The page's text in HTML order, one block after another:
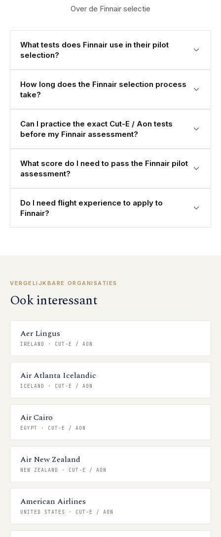
Over de Finnair selectie
What tests does Finnair use in their pilot
selection?
How long does the Finnair selection process
take?
Can I practice the exact Cut-E / Aon tests
before my Finnair assessment?
What score do I need to pass the Finnair pilot
assessment?
Do I need flight experience to apply to
Finnair?
VERGELIJKBARE ORGANISATIES
Ook interessant
Aer Lingus
IRELAND · CUT-E / AON
Air Atlanta Icelandic
ICELAND · CUT-E / AON
Air Cairo
EGYPT · CUT-E / AON
Air New Zealand
NEW ZEALAND · CUT-E / AON
American Airlines
UNITED STATES · CUT-E / AON